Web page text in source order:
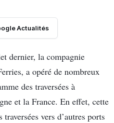
Actualités
dernier, la compagnie
a opéré de nombreux
des traversées à
et la France. En effet, cette
vers d’autres ports